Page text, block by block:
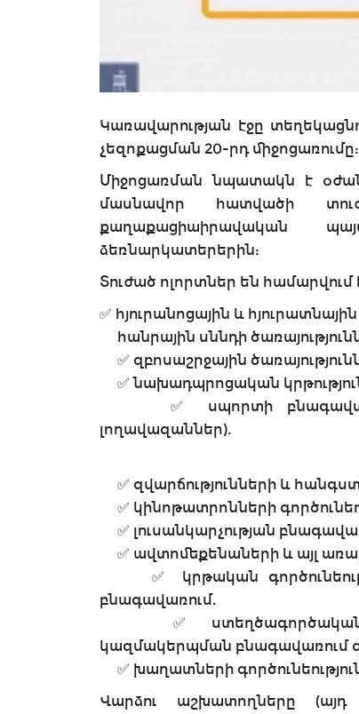
Կառավարության էջը
չեզոքացման 20-րդ միջոցառումը:
Միջոցառման նպատակն է
մասնավոր հատվածի
քաղաքացիաիրավական
ձեռնարկատերերին:
Տուժած ոլորտներ են համարվում
✅ հյուրանոցային և
հանրային սննդի
✅ զբոսաշրջային
✅ նախադպրոցական
✅ սպորտի բնագավառում
լողավազաններ).
✅ զվարճությունների և
✅ կինոթատրոնների
✅ լուսանկարչության
✅ ավտոմեքենաների և այլ
✅ կրթական
բնագավառում.
✅ ստեղծագործական,
կազմակերպման բնագավառում
✅ խաղատների
Վարձու աշխատողները